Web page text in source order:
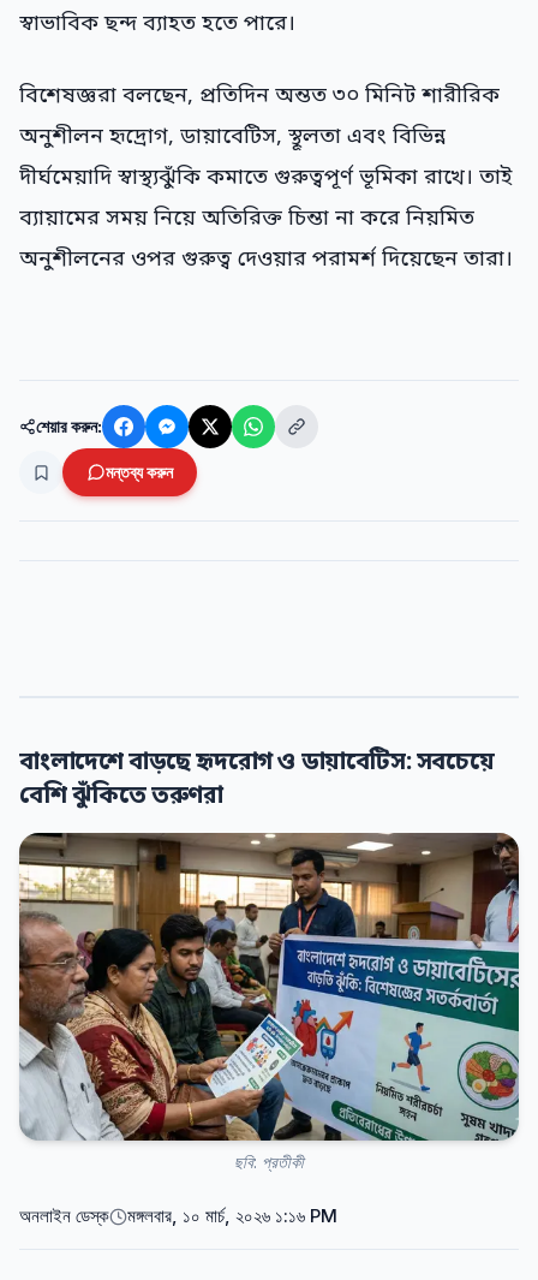
স্বাভাবিক ছন্দ ব্যাহত হতে পারে।
বিশেষজ্ঞরা বলছেন, প্রতিদিন অন্তত ৩০ মিনিট শারীরিক
অনুশীলন হৃদ্রোগ, ডায়াবেটিস, স্থূলতা এবং বিভিন্ন
দীর্ঘমেয়াদি স্বাস্থ্যঝুঁকি কমাতে গুরুত্বপূর্ণ ভূমিকা রাখে। তাই
ব্যায়ামের সময় নিয়ে অতিরিক্ত চিন্তা না করে নিয়মিত
অনুশীলনের ওপর গুরুত্ব দেওয়ার পরামর্শ দিয়েছেন তারা।
শেয়ার করুন:
মন্তব্য করুন
বাংলাদেশে বাড়ছে হৃদরোগ ও ডায়াবেটিস: সবচেয়ে
বেশি ঝুঁকিতে তরুণরা
ছবি: প্রতীকী
অনলাইন ডেস্ক মঙ্গলবার, ১০ মার্চ, ২০২৬ ১:১৬ PM